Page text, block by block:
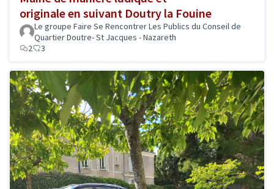
originale en suivant Doutry la Fouine
Le groupe Faire Se Rencontrer Les Publics du Conseil de
Quartier Doutre- St Jacques - Nazareth
2
3